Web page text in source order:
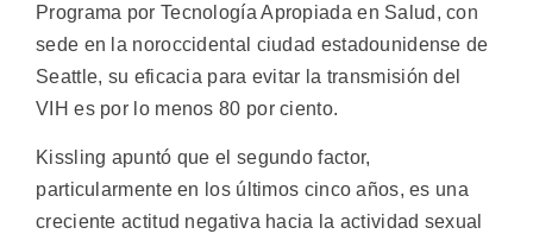
Programa por Tecnología Apropiada en Salud, con
sede en la noroccidental ciudad estadounidense de
Seattle, su eficacia para evitar la transmisión del
VIH es por lo menos 80 por ciento.
Kissling apuntó que el segundo factor,
particularmente en los últimos cinco años, es una
creciente actitud negativa hacia la actividad sexual